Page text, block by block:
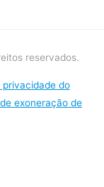
reservados.
privacidade do
exoneração de